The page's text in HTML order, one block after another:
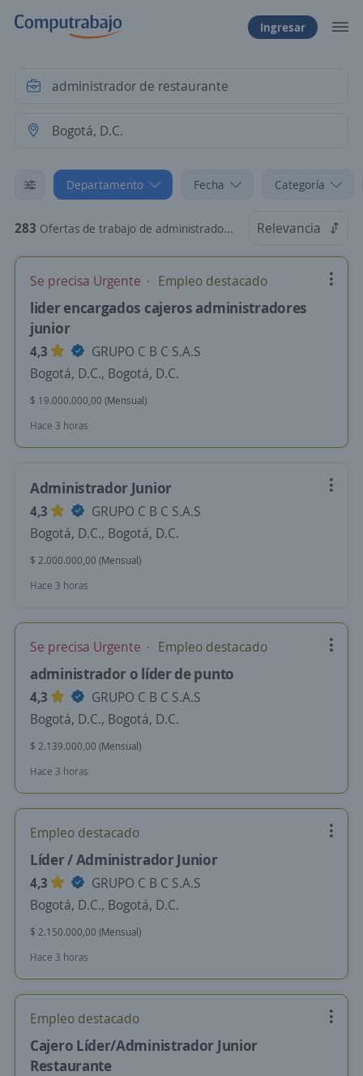
Ingresar
Departamento Fecha Categoría
283 Ofertas de trabajo de administrador de restaurante en Bogotá, D.C. Relevancia
Se precisa Urgente Empleo destacado
lider encargados cajeros administradores
junior
4,3
GRUPO C B C S.A.S
Bogotá, D.C., Bogotá, D.C.
$ 19.000.000,00 (Mensual)
Hace 3 horas
Administrador Junior
4,3
GRUPO C B C S.A.S
Bogotá, D.C., Bogotá, D.C.
$ 2.000.000,00 (Mensual)
Hace 3 horas
Se precisa Urgente Empleo destacado
administrador o líder de punto
4,3
GRUPO C B C S.A.S
Bogotá, D.C., Bogotá, D.C.
$ 2.139.000,00 (Mensual)
Hace 3 horas
Empleo destacado
Líder / Administrador Junior
4,3
GRUPO C B C S.A.S
Bogotá, D.C., Bogotá, D.C.
$ 2.150.000,00 (Mensual)
Hace 3 horas
Empleo destacado
Cajero Líder/Administrador Junior
Restaurante